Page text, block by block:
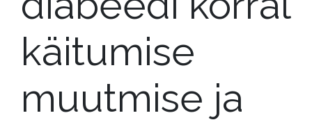
käitumise
muutmise ja